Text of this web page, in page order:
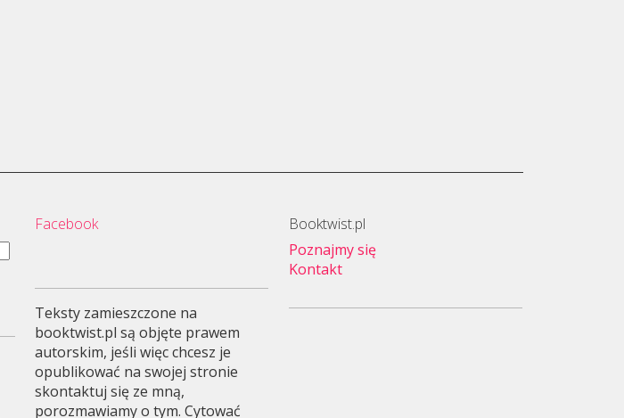
Facebook
Teksty zamieszczone na
booktwist.pl są objęte prawem
autorskim, jeśli więc chcesz je
opublikować na swojej stronie
skontaktuj się ze mną,
porozmawiamy o tym. Cytować
Booktwist.pl
Poznajmy się
Kontakt